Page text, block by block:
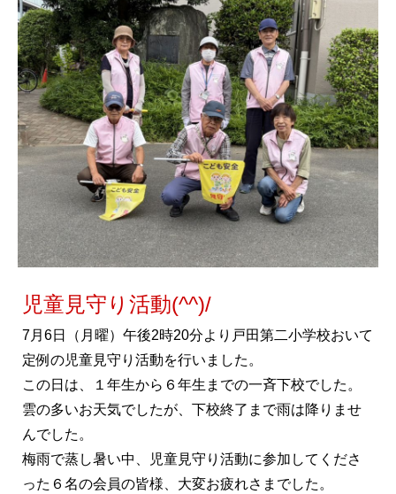
児童見守り活動(^^)/
7月6日（月曜）午後2時20分より戸田第二小学校おいて
定例の児童見守り活動を行いました。
この日は、１年生から６年生までの一斉下校でした。
雲の多いお天気でしたが、下校終了まで雨は降りませ
んでした。
梅雨で蒸し暑い中、児童見守り活動に参加してくださ
った６名の会員の皆様、大変お疲れさまでした。